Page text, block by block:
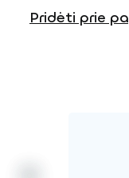
Pridėti prie